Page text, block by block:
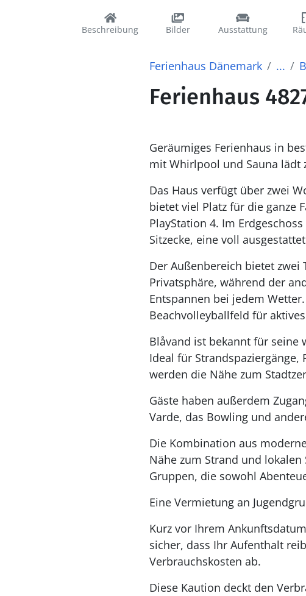
Beschreibung Bilder Ausstattung
Ferienhaus Dänemark ...
Ferienhaus
Geräumiges Ferienhaus in
mit Whirlpool und Sauna lädt
Das Haus verfügt über zwei
bietet viel Platz für die ganze
PlayStation 4. Im
Sitzecke, eine voll
Der Außenbereich bietet
Privatsphäre, während der
Entspannen bei jedem
Beachvolleyballfeld für
Blåvand ist bekannt für seine
Ideal für
werden die Nähe zum
Gäste haben außerdem
Varde, das Bowling und
Die Kombination aus
Nähe zum Strand und
Gruppen, die sowohl
Eine Vermietung an
Kurz vor Ihrem
sicher, dass Ihr Aufenthalt
Verbrauchskosten ab.
Diese Kaution deckt den